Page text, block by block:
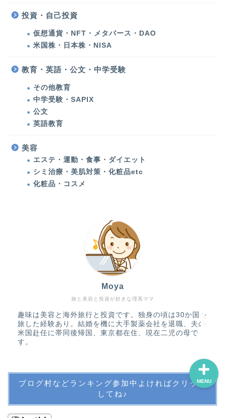
投資・自己投資
仮想通貨・NFT・メタバース・DAO
米国株・日本株・NISA
教育・英語・公文・中学受験
その他教育
中学受験・SAPIX
公文
英語教育
美容
エステ・運動・食事・ダイエット
シミ治療・美肌対策・化粧品etc
化粧品・コスメ
旅と美容と投資が好きな理系ママ
Moya
趣味は美容と海外旅行と投資です。独身の頃は30か国を
旅した経験あり。結婚を機に大手製薬会社を退職、夫の
米国赴任に帯同後帰国、東京都在住、現在二児の母で
す。
ブログ村などランキング参加中よければクリック
してね♪
MENU
甲状腺機能低下症（橋本
旅行・子連れ旅行
中学受験・SAPIX
その他教育